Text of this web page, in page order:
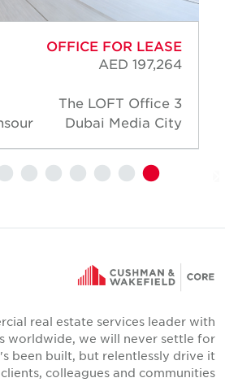
OFFICE FOR LEASE
AED 197,264
The LOFT Office 3
Dubai Media City
real estate services leader with
worldwide, we will never settle for
been built, but relentlessly drive it
clients, colleagues and communities.